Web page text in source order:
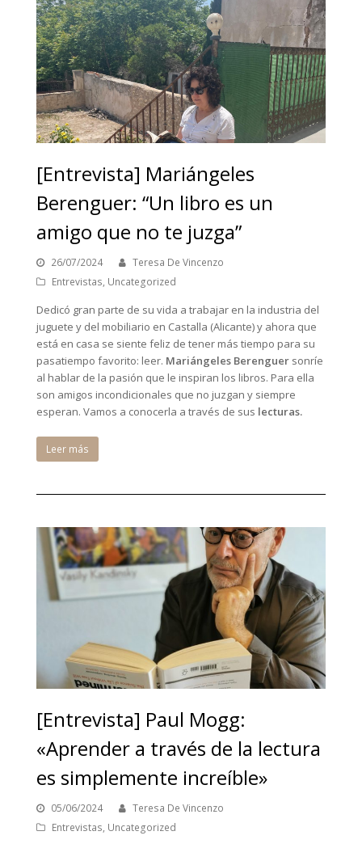
[Entrevista] Mariángeles
Berenguer: “Un libro es un
amigo que no te juzga”
26/07/2024
Teresa De Vincenzo
Entrevistas, Uncategorized
Dedicó gran parte de su vida a trabajar en la industria del
juguete y del mobiliario en Castalla (Alicante) y ahora que
está en casa se siente feliz de tener más tiempo para su
pasatiempo favorito: leer. Mariángeles Berenguersonríe
al hablar de la pasión que le inspiran los libros. Para ella
son amigos incondicionales que no juzgan y siempre
esperan. Vamos a conocerla a través de sus lecturas.
Leer más
[Entrevista] Paul Mogg:
«Aprender a través de la lectura
es simplemente increíble»
05/06/2024
Teresa De Vincenzo
Entrevistas, Uncategorized